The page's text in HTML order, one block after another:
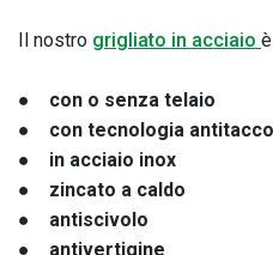
Il nostro grigliato in acciaio
● con o senza telaio
● con tecnologia
● in acciaio inox
● zincato a caldo
● antiscivolo
● antivertigine